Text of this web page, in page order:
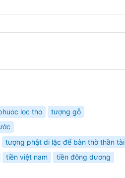
loc tho
tượng gỗ
tượng phật di lặc để bàn thờ thần tài
tiền việt nam
tiền đông dương